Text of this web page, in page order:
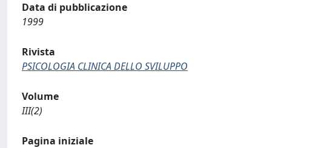
Data di pubblicazione
1999
Rivista
PSICOLOGIA CLINICA DELLO SVILUPPO
Volume
III(2)
Pagina iniziale